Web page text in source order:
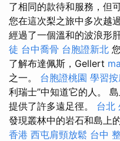
了相同的款待和服務，但
您在這次梨之旅中多次越
經過了一個溫和的波浪形
徒 台中喬骨 台胞證新北
了解布達佩斯，Gellert
之一。 台胞證桃園 學習
利瑞士”中知道它的人。
提供了許多遠足徑。 台北
發現叢林中的岩石和島上
香港 西屯肩頸放鬆 台中